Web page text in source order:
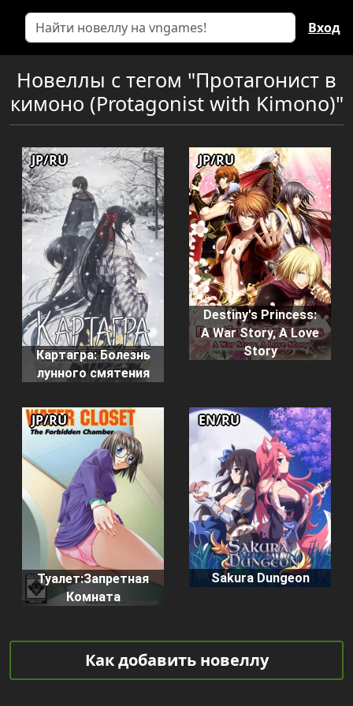
Вход
Новеллы с тегом "Протагонист в
кимоно (Protagonist with Kimono)"
Картагра: Болезнь
лунного смятения
JP/RU
Destiny's Princess:
A War Story, A Love
Story
JP/RU
Туалет:Запретная
Комната
JP/RU
Sakura Dungeon
EN/RU
Как добавить новеллу